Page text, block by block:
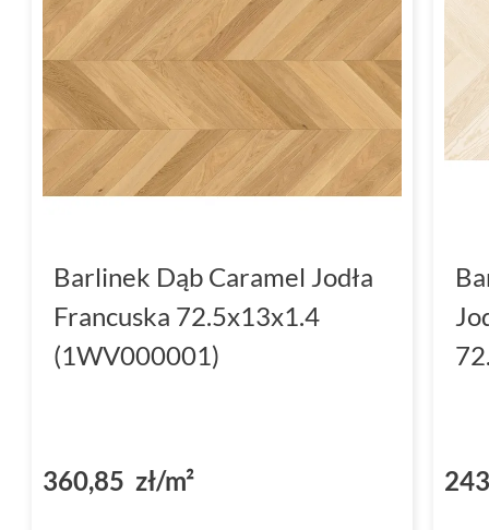
Barlinek Dąb Caramel Jodła
Francuska 72.5x13x1.4
(1WV000001)
360,85 zł/m²